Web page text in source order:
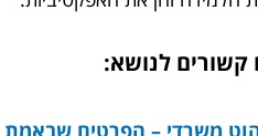
קשורים לנושא:
משרדי – הפרטים שבאמת